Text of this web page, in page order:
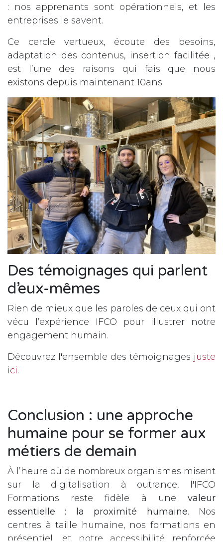
: nos apprenants sont opérationnels, et les
entreprises le savent.
Ce cercle vertueux, écoute des besoins,
adaptation des contenus, insertion facilitée ,
est l’une des raisons qui fais que nous
existons depuis maintenant 10ans.
Des témoignages qui parlent
d’eux-mêmes
Rien de mieux que les paroles de ceux qui ont
vécu l’expérience IFCO pour illustrer notre
engagement humain.
Découvrez l'ensemble des témoignages juste
ici.
Conclusion : une approche
humaine pour se former aux
métiers de demain
À l’heure où de nombreux organismes misent
sur la digitalisation à outrance, l'IFCO
Formations reste fidèle à une valeur
essentielle : la proximité humaine. Nos
centres à taille humaine, nos formations en
présentiel, et notre accessibilité renforcée